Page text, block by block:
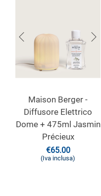
Maison Berger -
Diffusore Elettrico
Dome + 475ml Jasmin
Précieux
€65.00
(Iva inclusa)